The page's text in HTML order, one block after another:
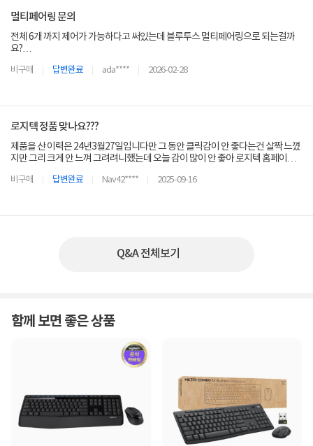
멀티페어링 문의
전체 6개 까지 제어가 가능하다고 써있는데 블루투스 멀티페어링으로 되는걸까
요?
로 구매가 가능할까요?
비구매 답변완료 ada**** 2026-02-28
로지텍 정품 맞나요???
제품을 산 이력은 24년3월27일입니다만 그 동안 클릭감이 안 좋다는건 살짝 느꼈
지만 그리 크게 안 느껴 그려려니했는데 오늘 감이 많이 안 좋아 로지텍 홈페이지
다만 확인 부탁드립니다 로지텍은 워낙 가품이 많아서 판매처 보고 사는 경우가 많
비구매 답변완료 Nav42**** 2025-09-16
Q&A 전체보기
함께 보면 좋은 상품